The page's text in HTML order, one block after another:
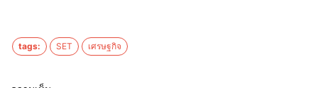
tags: SET เศรษฐกิจ